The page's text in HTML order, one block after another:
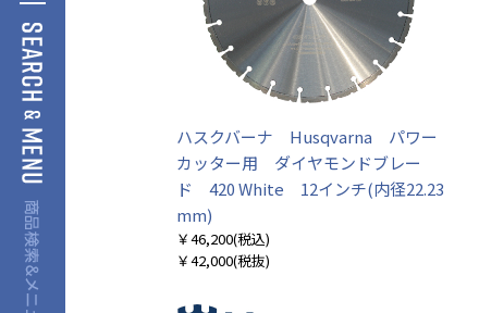
ハスクバーナ Husqvarna パワー
カッター用 ダイヤモンドブレー
ド 420 White 12インチ(内径22.23
mm)
￥46,200(税込)
￥42,000(税抜)